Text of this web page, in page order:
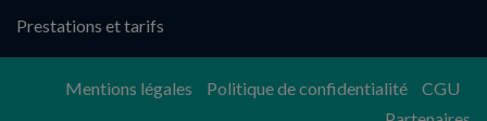
Prestations et tarifs
Mentions légales Politique de confidentialité
CGU